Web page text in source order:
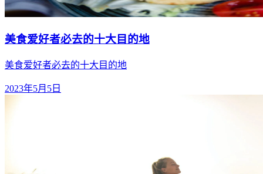
美食爱好者必去的十大目的地
美食爱好者必去的十大目的地
2023年5月5日